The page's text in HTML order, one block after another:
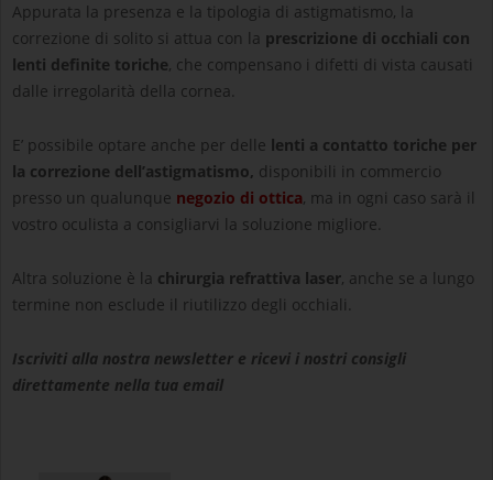
Appurata la presenza e la tipologia di astigmatismo, la
correzione di solito si attua con la prescrizione di occhiali con
lenti definite toriche, che compensano i difetti di vista causati
dalle irregolarità della cornea.
E’ possibile optare anche per delle lenti a contatto toriche per
la correzione dell’astigmatismo, disponibili in commercio
presso un qualunque negozio di ottica, ma in ogni caso sarà il
vostro oculista a consigliarvi la soluzione migliore.
Altra soluzione è la chirurgia refrattiva laser, anche se a lungo
termine non esclude il riutilizzo degli occhiali.
Iscriviti alla nostra newsletter e ricevi i nostri consigli
direttamente nella tua email